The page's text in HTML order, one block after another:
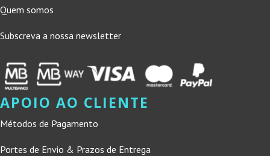
Quem somos
Subscreva a nossa newsletter
APOIO AO CLIENTE
Métodos de Pagamento
Portes de Envio & Prazos de Entrega